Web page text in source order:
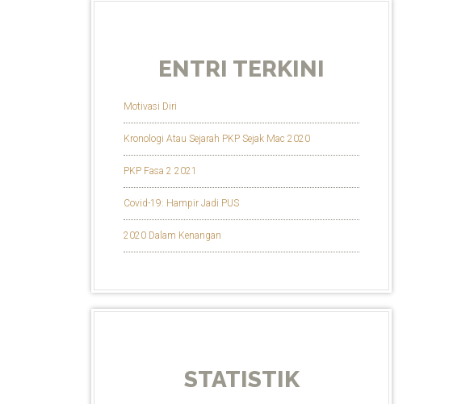
ENTRI TERKINI
Motivasi Diri
Kronologi Atau Sejarah PKP Sejak Mac 2020
PKP Fasa 2 2021
Covid-19: Hampir Jadi PUS
2020 Dalam Kenangan
STATISTIK